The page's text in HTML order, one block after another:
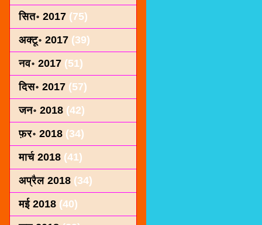
सित॰ 2017 (75)
अक्टू॰ 2017 (39)
नव॰ 2017 (51)
दिस॰ 2017 (57)
जन॰ 2018 (42)
फ़र॰ 2018 (34)
मार्च 2018 (41)
अप्रैल 2018 (34)
मई 2018 (40)